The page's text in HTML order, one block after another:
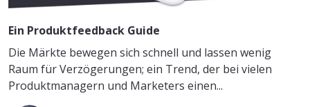
Ein Produktfeedback Guide
Die Märkte bewegen sich schnell und lassen wenig
Raum für Verzögerungen; ein Trend, der bei vielen
Produktmanagern und Marketers einen...